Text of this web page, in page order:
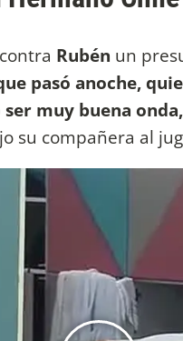
contra Rubén un
pasó anoche,
ser muy buena
su compañera al